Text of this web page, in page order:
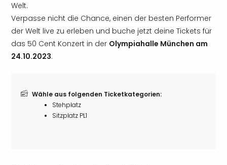
Welt.
Verpasse nicht die Chance, einen der besten Performer
der Welt live zu erleben und buche jetzt deine Tickets für
das 50 Cent Konzert in der Olympiahalle München am
24.10.2023.
Wähle aus folgenden Ticketkategorien:
Stehplatz
Sitzplatz PL1